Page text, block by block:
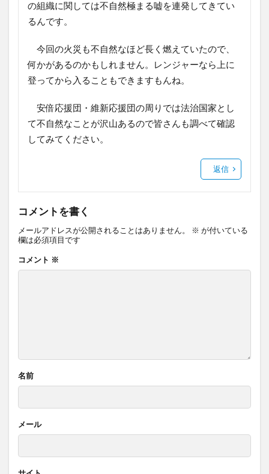
の組織に関しては不自然極まる嘘を連発してきてい
るんです。
今回の火災も不自然なほど長く燃えていたので、
何かがあるのかもしれません。レンジャーなら上に
登ってから入ることもできますもんね。
安倍応援団・維新応援団の周りでは法治国家とし
て不自然なことが沢山あるので皆さんも調べて確認
してみてください。
返信
コメントを書く
メールアドレスが公開されることはありません。 ※ が付いている
欄は必須項目です
コメント ※
名前
メール